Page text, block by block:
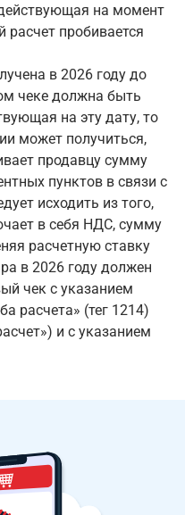
на момент
пробивается
в 2026 году до
чеке должна быть
на эту дату, то
может получиться,
продавцу сумму
пунктов в связи с
исходить из того,
в себя НДС, сумму
расчетную ставку
в 2026 году должен
чек с указанием
расчета» (тег 1214)
и с указанием